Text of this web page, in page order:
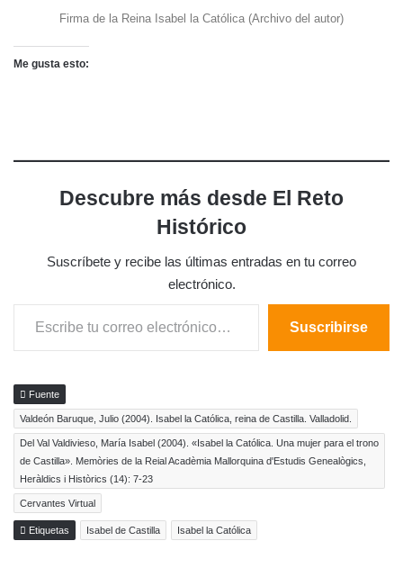
Firma de la Reina Isabel la Católica (Archivo del autor)
Me gusta esto:
Descubre más desde El Reto
Histórico
Suscríbete y recibe las últimas entradas en tu correo
electrónico.
Escribe tu correo electrónico…
Suscribirse
Fuente
Valdeón Baruque, Julio (2004). Isabel la Católica, reina de Castilla. Valladolid.
Del Val Valdivieso, María Isabel (2004). «Isabel la Católica. Una mujer para el trono
de Castilla». Memòries de la Reial Acadèmia Mallorquina d'Estudis Genealògics,
Heràldics i Històrics (14): 7-23
Cervantes Virtual
Etiquetas Isabel de Castilla Isabel la Católica